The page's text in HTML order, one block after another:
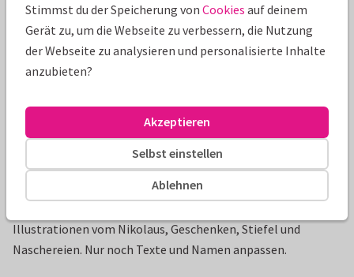
Produktinformation
Illustrationen vom Nikolaus, Geschenken, Stiefel und
Naschereien. Nur noch Texte und Namen anpassen.
Stimmst du der Speicherung von Cookies auf deinem
Gerät zu, um die Webseite zu verbessern, die Nutzung
der Webseite zu analysieren und personalisierte Inhalte
anzubieten?
Ablehnen
Selbst einstellen
Akzeptieren